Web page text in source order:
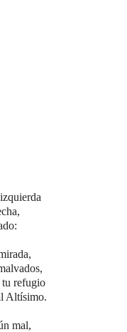
tu refugio
Altísimo.
mal,